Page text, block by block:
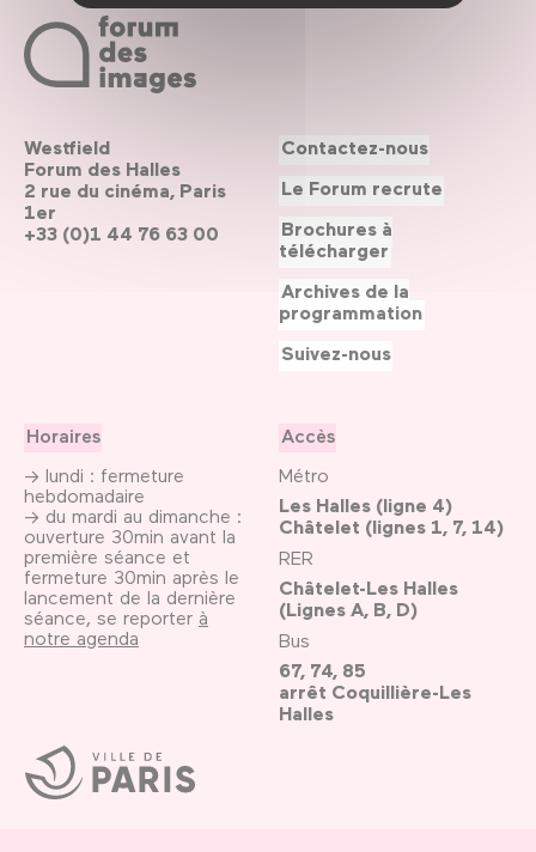
Ville
de
Paris
Westfield
Forum des Halles
2 rue du cinéma, Paris
1er
+33 (0)1 44 76 63 00
Horaires
→ lundi : fermeture
hebdomadaire
→ du mardi au dimanche :
ouverture 30min avant la
première séance et
fermeture 30min après le
lancement de la dernière
séance, se reporter à
notre agenda
Accès
Métro
Les Halles (ligne 4)
Châtelet (lignes 1, 7, 14)
RER
Châtelet-Les Halles
(Lignes A, B, D)
Bus
67, 74, 85
arrêt Coquillière-Les
Halles
Contactez-nous
Le Forum recrute
Brochures à
télécharger
Archives de la
programmation
Suivez-nous